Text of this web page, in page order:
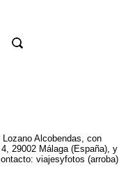
Alcobendas, con
29002 Málaga (España), y
viajesyfotos (arroba)